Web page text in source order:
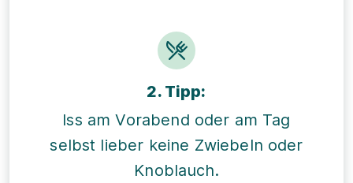
2. Tipp:
Iss am Vorabend oder am Tag
selbst lieber keine Zwiebeln oder
Knoblauch.